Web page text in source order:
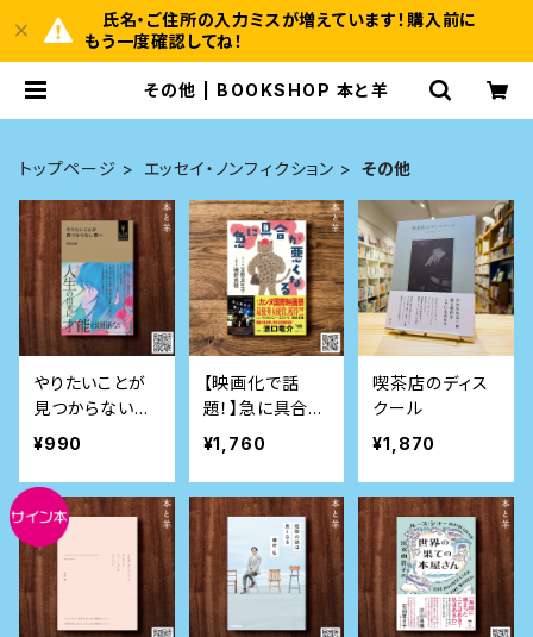
氏名・ご住所の入力ミスが増えています！購入前に
もう一度確認してね！
その他 | BOOKSHOP 本と羊
トップページ エッセイ・ノンフィクション その他
やりたいことが
見つからない君
へ (小学館Yout
¥990
【映画化で話
題！】急に具合が
悪くなる
¥1,760
喫茶店のディス
クール
¥1,870